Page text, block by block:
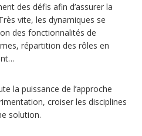
des défis afin d’assurer la
vite, les dynamiques se
des fonctionnalités de
répartition des rôles en
la puissance de l’approche
croiser les disciplines
solution.